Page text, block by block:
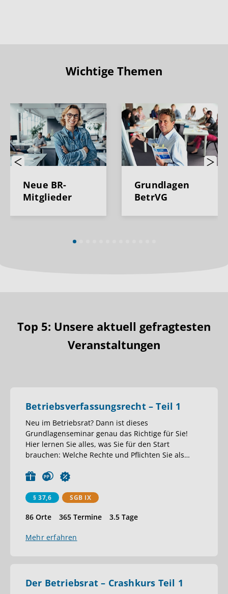
Wichtige Themen
Neue BR-
Mitglieder
Grundlagen
BetrVG
Previous Next
Top 5: Unsere aktuell gefragtesten
Veranstaltungen
Betriebsverfassungsrecht – Teil 1
Neu im Betriebsrat? Dann ist dieses
Grundlagenseminar genau das Richtige für Sie!
Hier lernen Sie alles, was Sie für den Start
brauchen: Welche Rechte und Pflichten Sie als…
§ 37,6 SGB IX
86 Orte 365 Termine 3.5 Tage
Mehr erfahren
Der Betriebsrat – Crashkurs Teil 1